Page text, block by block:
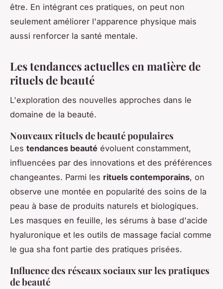
être. En intégrant ces pratiques, on peut non
seulement améliorer l'apparence physique mais
aussi renforcer la santé mentale.
Les tendances actuelles en matière de
rituels de beauté
L'exploration des nouvelles approches dans le
domaine de la beauté.
Nouveaux rituels de beauté populaires
Les tendances beauté évoluent constamment,
influencées par des innovations et des préférences
changeantes. Parmi les rituels contemporains, on
observe une montée en popularité des soins de la
peau à base de produits naturels et biologiques.
Les masques en feuille, les sérums à base d'acide
hyaluronique et les outils de massage facial comme
le gua sha font partie des pratiques prisées.
Influence des réseaux sociaux sur les pratiques
de beauté